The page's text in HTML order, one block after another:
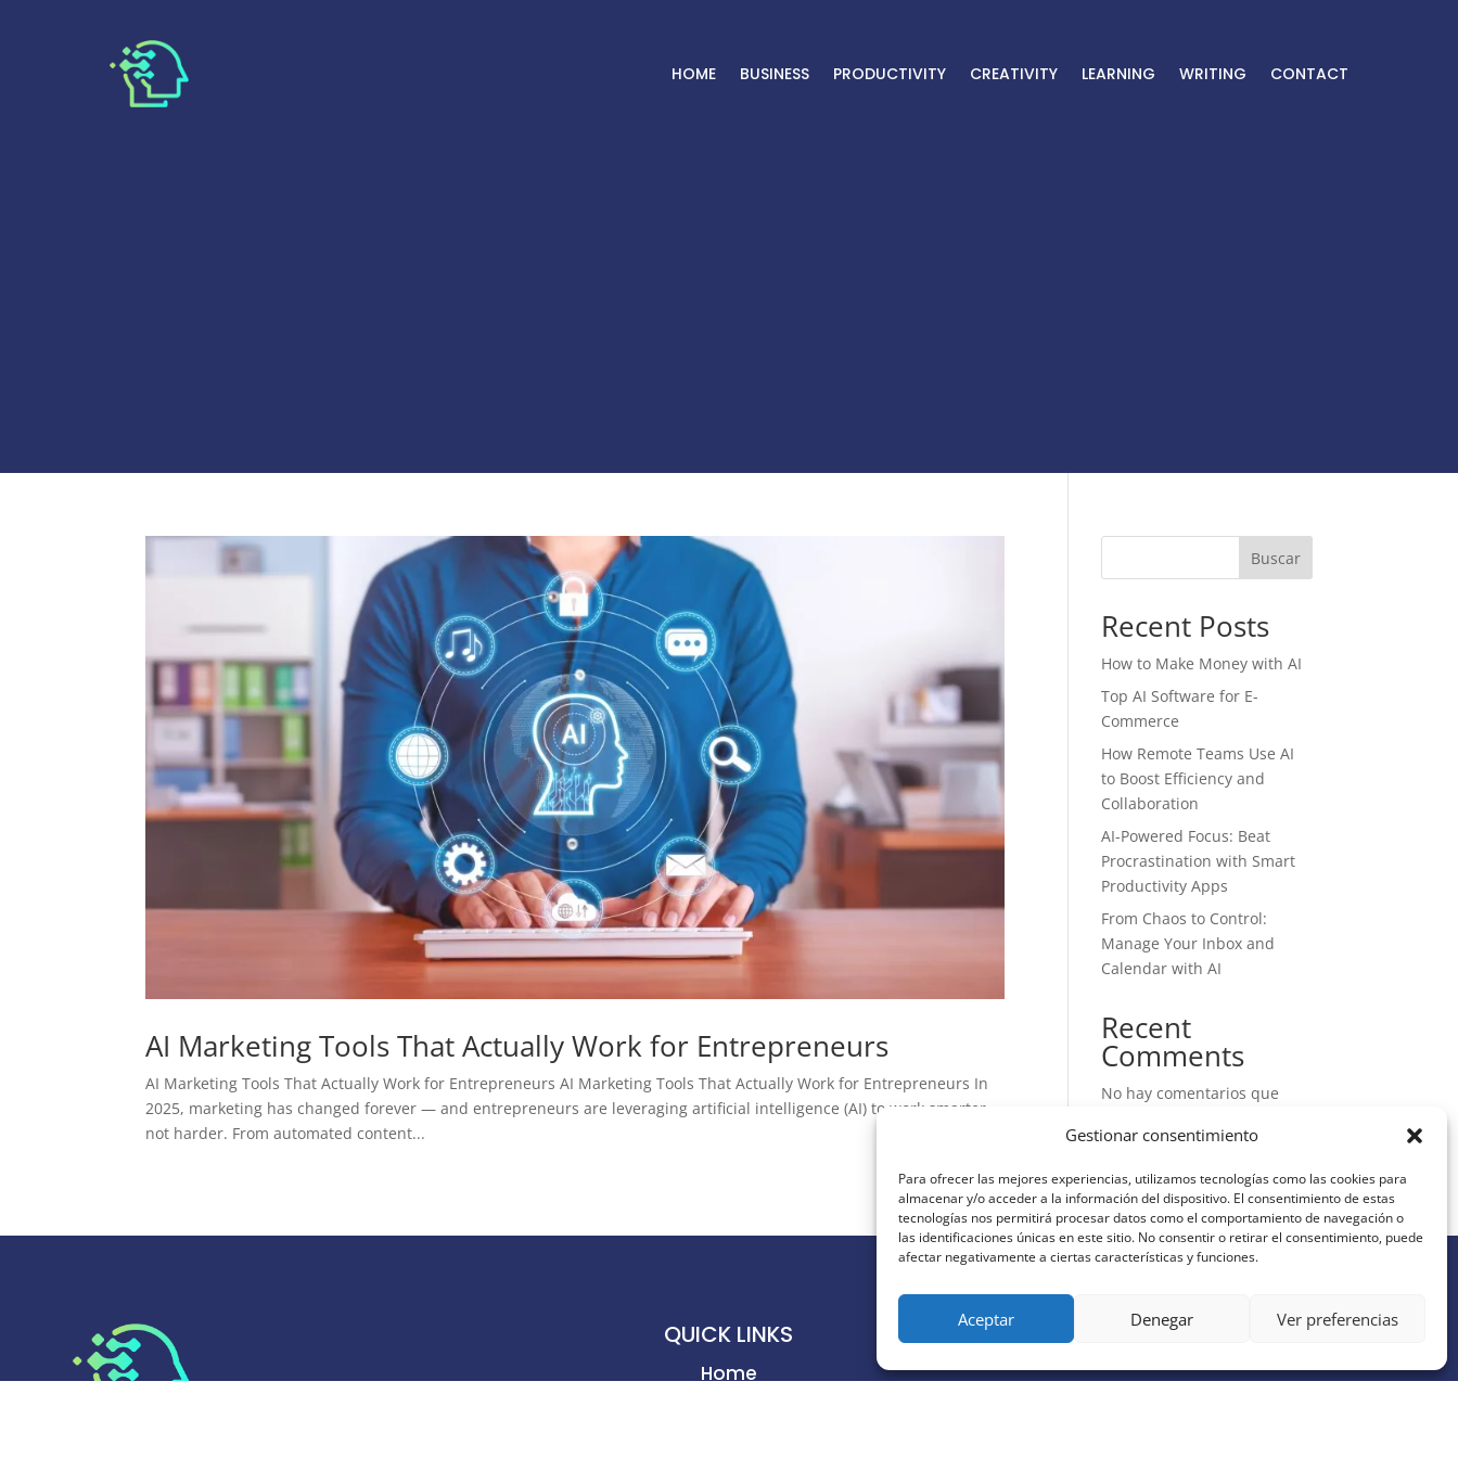
Gestionar consentimiento
Para ofrecer las mejores experiencias, utilizamos tecnologías como las cookies para
almacenar y/o acceder a la información del dispositivo. El consentimiento de estas
tecnologías nos permitirá procesar datos como el comportamiento de navegación o
las identificaciones únicas en este sitio. No consentir o retirar el consentimiento, puede
afectar negativamente a ciertas características y funciones.
Aceptar Denegar Ver preferencias
HOME BUSINESS PRODUCTIVITY CREATIVITY LEARNING WRITING CONTACT
AI Marketing Tools That Actually Work for Entrepreneurs
AI Marketing Tools That Actually Work for Entrepreneurs AI Marketing Tools That Actually Work for Entrepreneurs In
2025, marketing has changed forever — and entrepreneurs are leveraging artificial intelligence (AI) to work smarter,
not harder. From automated content...
Buscar
Recent Posts
How to Make Money with AI
Top AI Software for E-
Commerce
How Remote Teams Use AI
to Boost Efficiency and
Collaboration
AI-Powered Focus: Beat
Procrastination with Smart
Productivity Apps
From Chaos to Control:
Manage Your Inbox and
Calendar with AI
Recent
Comments
No hay comentarios que
QUICK LINKS
Home
JOIN OUR AI NEWSLETTER